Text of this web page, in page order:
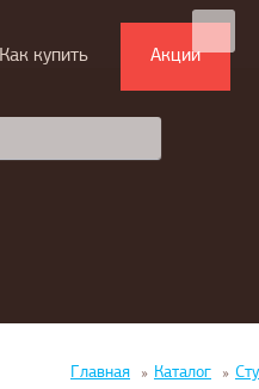
Как купить Акции
Главная » Каталог »